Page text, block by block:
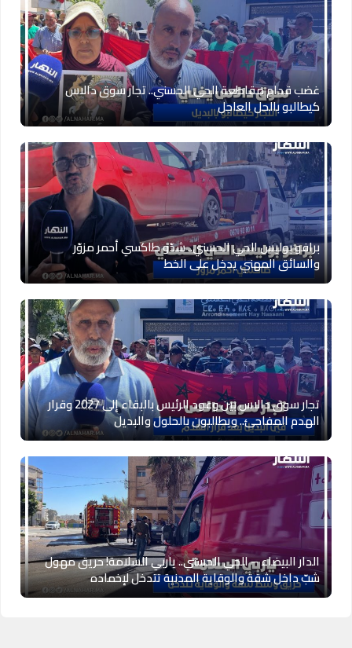
غضب قدام مقاطعة الحي الحسني.. تجار سوق دالاس
كيطالبو بالحل العاجل
برافو بوليس الحي الحسني.. شدّو طاكسي أحمر مزوّر
والسائق المهني يدخل على الخط
تجار سوق دالاس بين وعود الرئيس بالبقاء إلى 2027 وقرار
الهدم المفاجئ.. ويطالبون بالحلول والبديل
الدار البيضاء – الحي الحسني.. ياربي السلامة! حريق مهول
شبّ داخل شقة والوقاية المدنية تتدخل لإخماده